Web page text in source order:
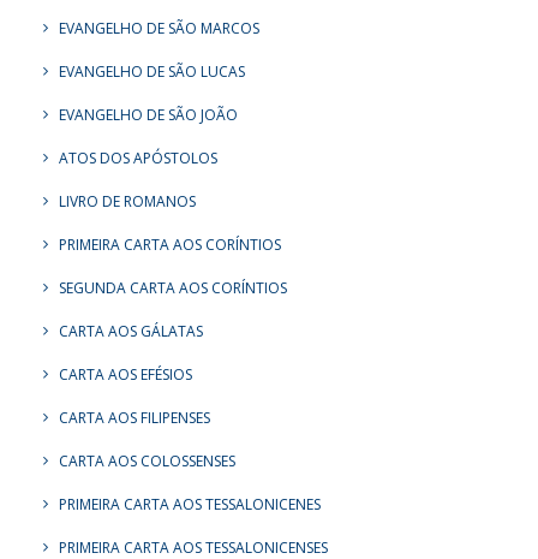
EVANGELHO DE SÃO MARCOS
EVANGELHO DE SÃO LUCAS
EVANGELHO DE SÃO JOÃO
ATOS DOS APÓSTOLOS
LIVRO DE ROMANOS
PRIMEIRA CARTA AOS CORÍNTIOS
SEGUNDA CARTA AOS CORÍNTIOS
CARTA AOS GÁLATAS
CARTA AOS EFÉSIOS
CARTA AOS FILIPENSES
CARTA AOS COLOSSENSES
PRIMEIRA CARTA AOS TESSALONICENES
PRIMEIRA CARTA AOS TESSALONICENSES